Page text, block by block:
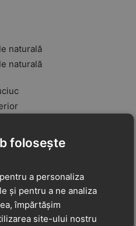
naturală
naturală
toamna
Step
folosește
a personaliza
și pentru a ne analiza
împărtășim
site-ului nostru